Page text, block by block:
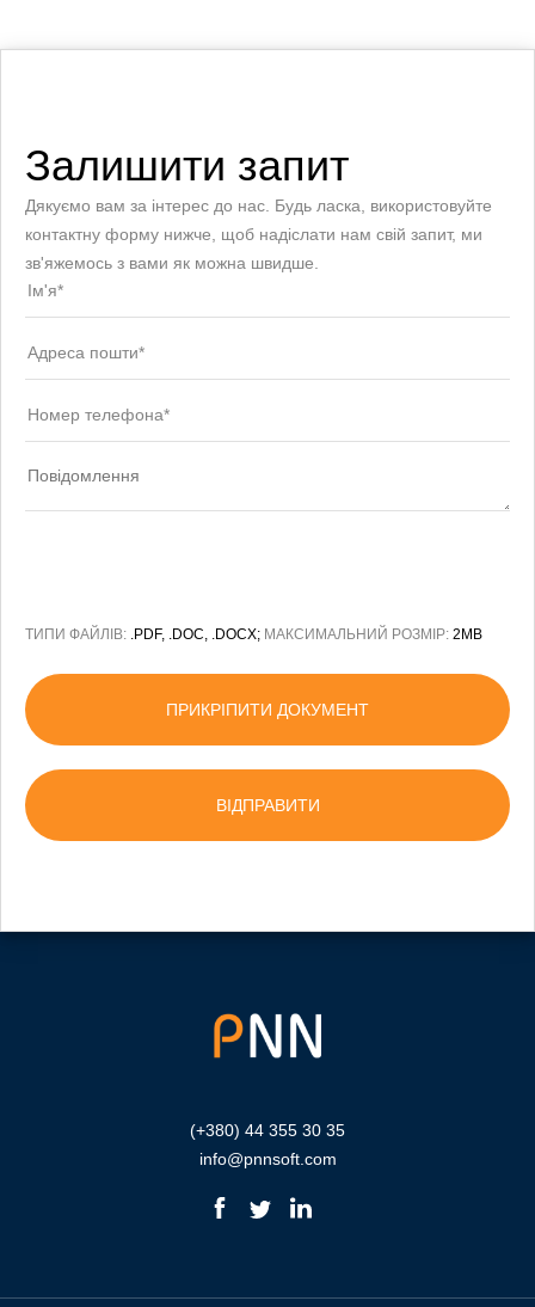
Залишити запит
Дякуємо вам за інтерес до нас. Будь ласка, використовуйте
контактну форму нижче, щоб надіслати нам свій запит, ми
зв'яжемось з вами як можна швидше.
ТИПИ ФАЙЛІВ: .PDF, .DOC, .DOCX; МАКСИМАЛЬНИЙ РОЗМІР: 2MB
ПРИКРІПИТИ ДОКУМЕНТ
(+380) 44 355 30 35
info@pnnsoft.com